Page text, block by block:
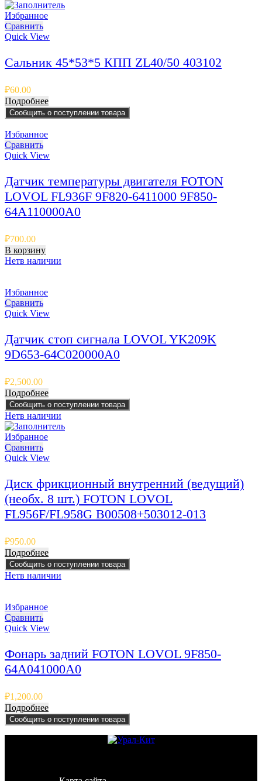
Избранное
Сравнить
Quick View
Сальник 45*53*5 КПП ZL40/50 403102
₽60.00
Подробнее
Сообщить о поступлении товара
Избранное
Сравнить
Quick View
Датчик температуры двигателя FOTON
LOVOL FL936F 9F820-6411000 9F850-
64A110000A0
₽700.00
В корзину
Нетв наличии
Избранное
Сравнить
Quick View
Датчик стоп сигнала LOVOL YK209K
9D653-64C020000A0
₽2,500.00
Подробнее
Сообщить о поступлении товара
Нетв наличии
Избранное
Сравнить
Quick View
Диск фрикционный внутренний (ведущий)
(необх. 8 шт.) FOTON LOVOL
FL956F/FL958G B00508+503012-013
₽950.00
Подробнее
Сообщить о поступлении товара
Нетв наличии
Избранное
Сравнить
Quick View
Фонарь задний FOTON LOVOL 9F850-
64A041000A0
₽1,200.00
Подробнее
Сообщить о поступлении товара